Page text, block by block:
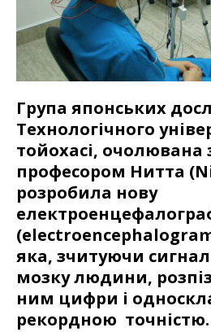
Група японських
Технологічного
тойохасі,
професором Нитта
розробила нову
яка, зчитуючи
мозку людини,
ним цифри і
рекордною точністю.